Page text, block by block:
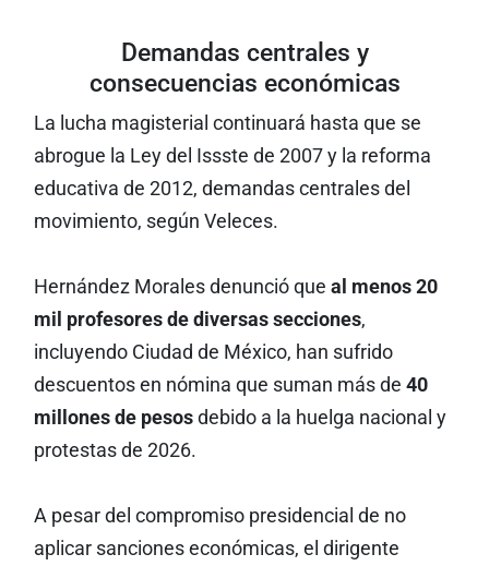
Demandas centrales y
consecuencias económicas
La lucha magisterial continuará hasta que se
abrogue la Ley del Issste de 2007 y la reforma
educativa de 2012, demandas centrales del
movimiento, según Veleces.
Hernández Morales denunció que al menos 20
mil profesores de diversas secciones,
incluyendo Ciudad de México, han sufrido
descuentos en nómina que suman más de 40
millones de pesosdebido a la huelga nacional y
protestas de 2026.
A pesar del compromiso presidencial de no
aplicar sanciones económicas, el dirigente